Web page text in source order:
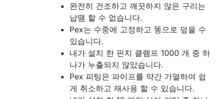
완전히 건조하고 깨끗하지 않은 구리는
납땜 할 수 없습니다.
Pex는 수중에 고정하고 똥으로 덮을 수
있습니다.
내가 설치 한 핀치 클램프 1000 개 중 하
나가 누출되지 않았습니다.
Pex 피팅은 파이프를 약간 가열하여 쉽
게 취소하고 재사용 할 수 있습니다.